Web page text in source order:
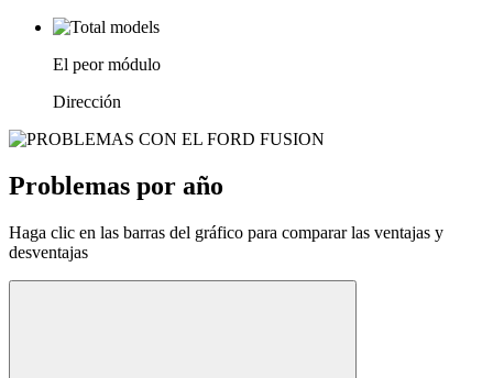
El peor módulo
Dirección
Problemas por año
Haga clic en las barras del gráfico para comparar las ventajas y
desventajas